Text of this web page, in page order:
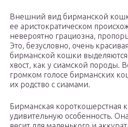
Внешний вид бирманской
ее аристократическом
невероятно грациозна,
Это, безусловно, очень
бирманской кошки
хвост, как у сиамской породы.
громком голосе бирманских
их родство с сиамами.
Бирманская короткошерстная
удивительную особенность.